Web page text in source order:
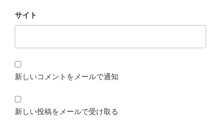
サイト
新しいコメントをメールで通知
新しい投稿をメールで受け取る